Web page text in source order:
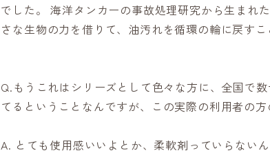
でした。 海洋タンカーの事故処理研究から生まれ
さな生物の力を借りて、油汚れを循環の輪に戻すこ
Q.もうこれはシリーズとして色々な方に、全国で
てるということなんですが、この実際の利用者の方
A. とても使用感いいよとか、柔軟剤っていらない